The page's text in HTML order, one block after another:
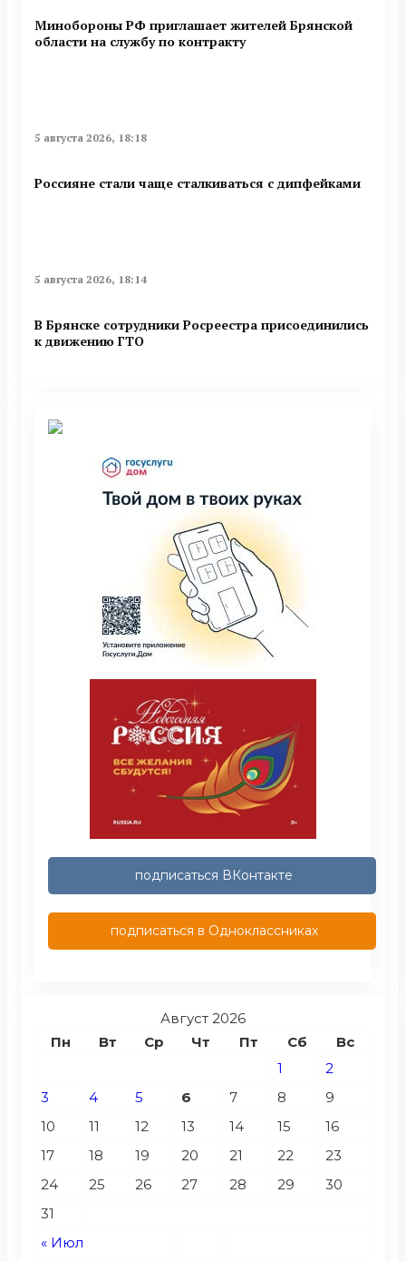
Минобoроны РФ приглaшaет житeлeй Брянской
области на службу по контракту
5 августа 2026, 18:18
Россияне стали чаще сталкиваться с дипфейками
5 августа 2026, 18:14
В Брянске сотрудники Росреестра присоединились
к движению ГТО
подписаться ВКонтакте
подписаться в Одноклассниках
Август 2026
Пн
Вт Ср Чт Пт Сб Вс
« Июл
1
2
3
4 5 6 7 8
9
10
11 12 13 14 15
16
17
18 19 20 21 22
23
24
25 26 27 28 29
30
31